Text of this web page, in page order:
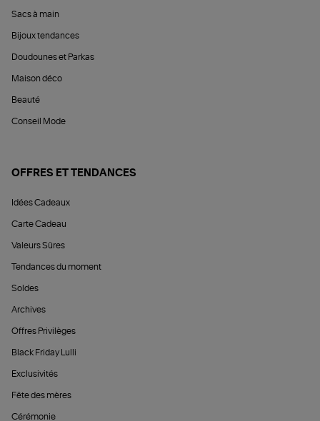
Sacs à main
Bijoux tendances
Doudounes et Parkas
Maison déco
Beauté
Conseil Mode
OFFRES ET TENDANCES
Idées Cadeaux
Carte Cadeau
Valeurs Sûres
Tendances du moment
Soldes
Archives
Offres Privilèges
Black Friday Lulli
Exclusivités
Fête des mères
Cérémonie